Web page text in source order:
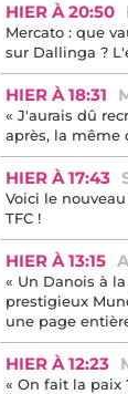
HIER À 20:50
Mercato : que
sur Dallinga ?
HIER À 18:31
« J'aurais dû
après, la même
HIER À 17:43
Voici le
TFC !
HIER À 13:15
« Un Danois à
prestigieux
une page
HIER À 12:23
« On fait la paix